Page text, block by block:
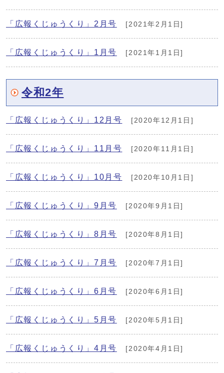
「広報くじゅうくり」2月号 [2021年2月1日]
「広報くじゅうくり」1月号 [2021年1月1日]
令和2年
「広報くじゅうくり」12月号 [2020年12月1日]
「広報くじゅうくり」11月号 [2020年11月1日]
「広報くじゅうくり」10月号 [2020年10月1日]
「広報くじゅうくり」9月号 [2020年9月1日]
「広報くじゅうくり」8月号 [2020年8月1日]
「広報くじゅうくり」7月号 [2020年7月1日]
「広報くじゅうくり」6月号 [2020年6月1日]
「広報くじゅうくり」5月号 [2020年5月1日]
「広報くじゅうくり」4月号 [2020年4月1日]